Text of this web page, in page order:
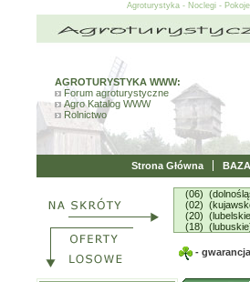
Agroturystyka - Noclegi -
AGROTURYSTYKA WWW:
Forum agroturystyczne
Agro Katalog WWW
Rolnictwo
Strona Główna
(06)
(02)
(20)
(18)
-